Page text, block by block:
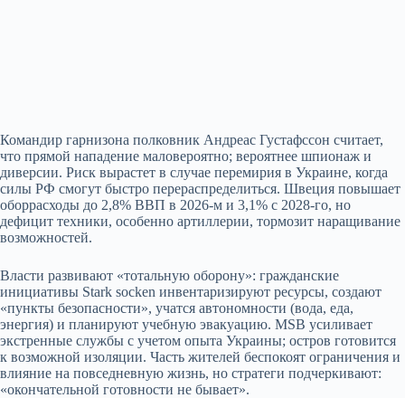
Командир гарнизона полковник Андреас Густафссон считает,
что прямой нападение маловероятно; вероятнее шпионаж и
диверсии. Риск вырастет в случае перемирия в Украине, когда
силы РФ смогут быстро перераспределиться. Швеция повышает
оборрасходы до 2,8% ВВП в 2026‑м и 3,1% с 2028‑го, но
дефицит техники, особенно артиллерии, тормозит наращивание
возможностей.
Власти развивают «тотальную оборону»: гражданские
инициативы Stark socken инвентаризируют ресурсы, создают
«пункты безопасности», учатся автономности (вода, еда,
энергия) и планируют учебную эвакуацию. MSB усиливает
экстренные службы с учетом опыта Украины; остров готовится
к возможной изоляции. Часть жителей беспокоят ограничения и
влияние на повседневную жизнь, но стратеги подчеркивают:
«окончательной готовности не бывает».